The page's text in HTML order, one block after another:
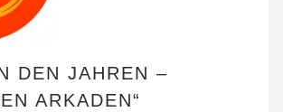
DEN JAHREN –
ARKADEN“